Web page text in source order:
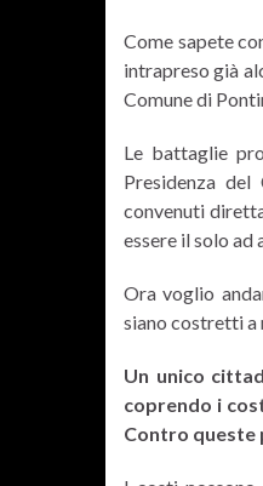
Come sapete
intrapreso già
Comune di
Le battaglie
Presidenza
convenuti
essere il solo
Ora voglio
siano costretti a
Un unico
coprendo i
Contro queste